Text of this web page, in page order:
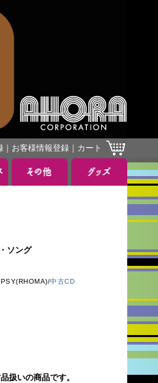
お客様情報登録 カート
ソング
中古CD
扱いの商品です。